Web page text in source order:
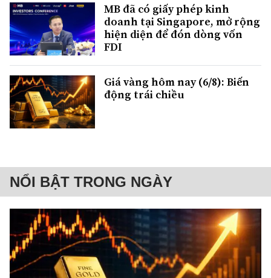
MB đã có giấy phép kinh
doanh tại Singapore, mở rộng
hiện diện để đón dòng vốn
FDI
Giá vàng hôm nay (6/8): Biến
động trái chiều
NỔI BẬT TRONG NGÀY